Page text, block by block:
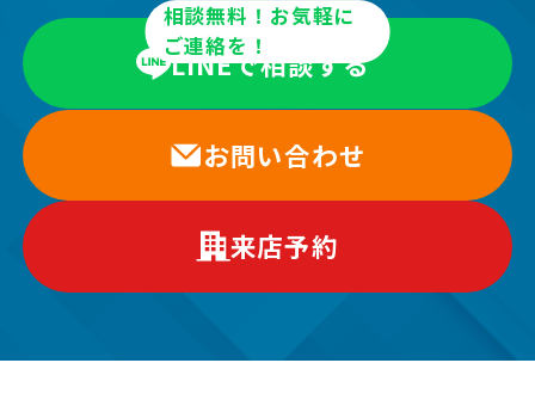
相談無料！お気軽に
ご連絡を！
LINEで相談する
お問い合わせ
来店予約